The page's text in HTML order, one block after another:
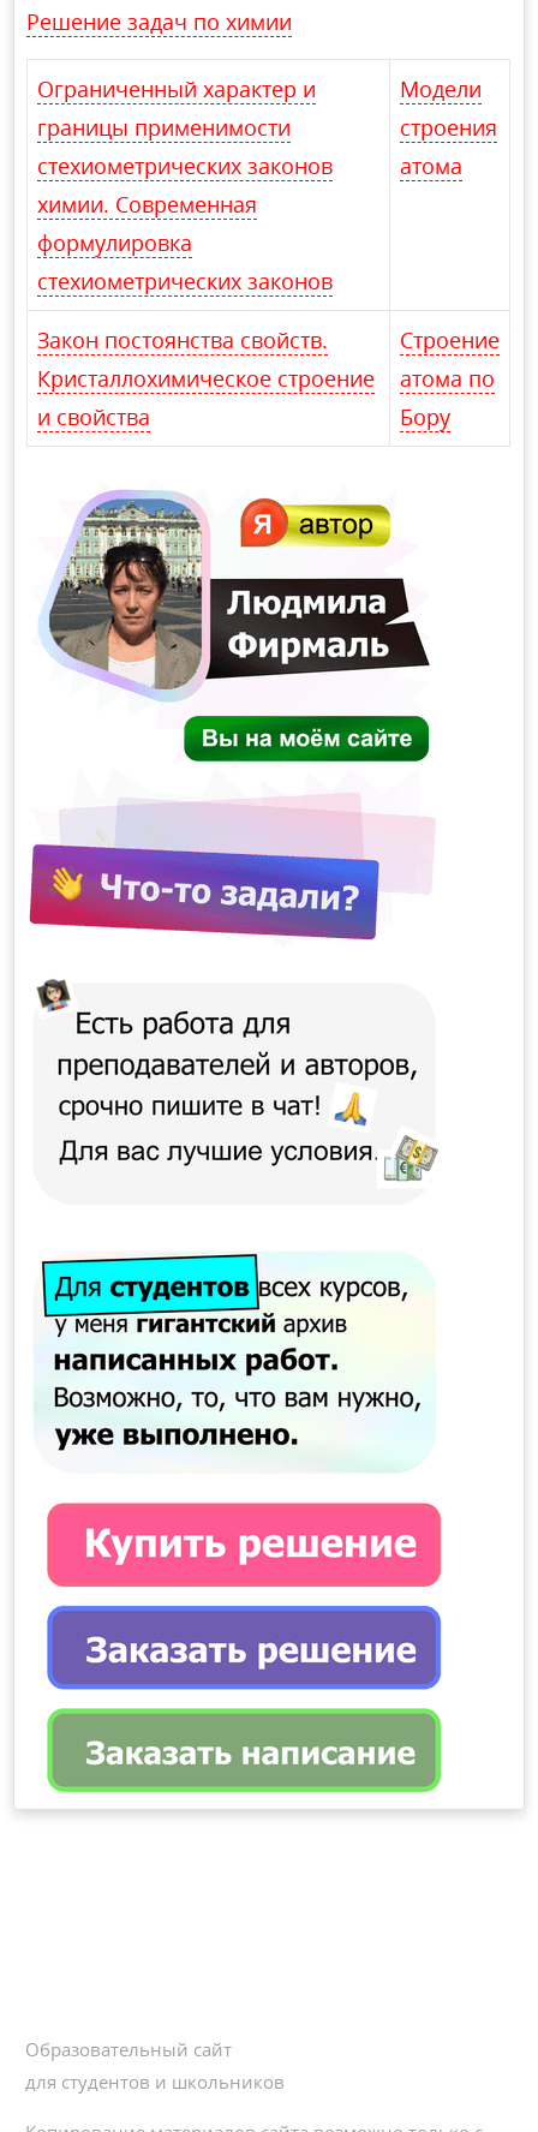
Решение задач по химии
Ограниченный характер и
границы применимости
стехиометрических законов
химии. Современная
формулировка
стехиометрических законов
Модели
строения
атома
Закон постоянства свойств.
Кристаллохимическое строение
и свойства
Строение
атома по
Бору
Образовательный сайт
для студентов и школьников